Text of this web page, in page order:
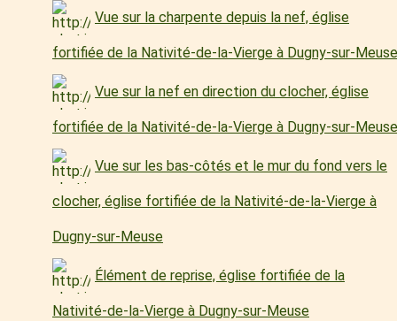
Vue sur la charpente depuis la nef, église
fortifiée de la Nativité-de-la-Vierge à Dugny-sur-Meuse
Vue sur la nef en direction du clocher, église
fortifiée de la Nativité-de-la-Vierge à Dugny-sur-Meuse
Vue sur les bas-côtés et le mur du fond vers le
clocher, église fortifiée de la Nativité-de-la-Vierge à
Dugny-sur-Meuse
Élément de reprise, église fortifiée de la
Nativité-de-la-Vierge à Dugny-sur-Meuse